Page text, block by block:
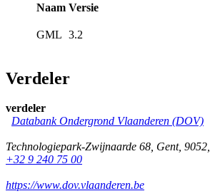
Naam Versie
GML 3.2
Verdeler
verdeler
Databank Ondergrond Vlaanderen (DOV)
Technologiepark-Zwijnaarde 68, Gent, 9052,
+32 9 240 75 00
https://www.dov.vlaanderen.be